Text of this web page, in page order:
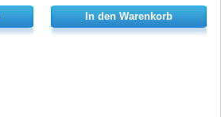
In den Warenkorb